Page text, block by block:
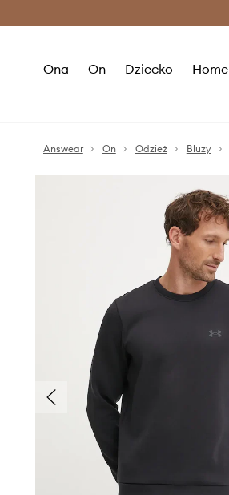
Ona On Dziecko Home
Answear On Odzież Bluzy